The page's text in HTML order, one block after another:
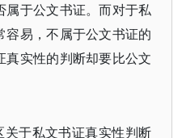
属于公文书证。而对于私
易，不属于公文书证的
实性的判断却要比公文
于私文书证真实性判断